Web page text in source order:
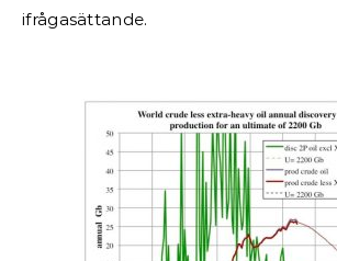
ifrågasättande.